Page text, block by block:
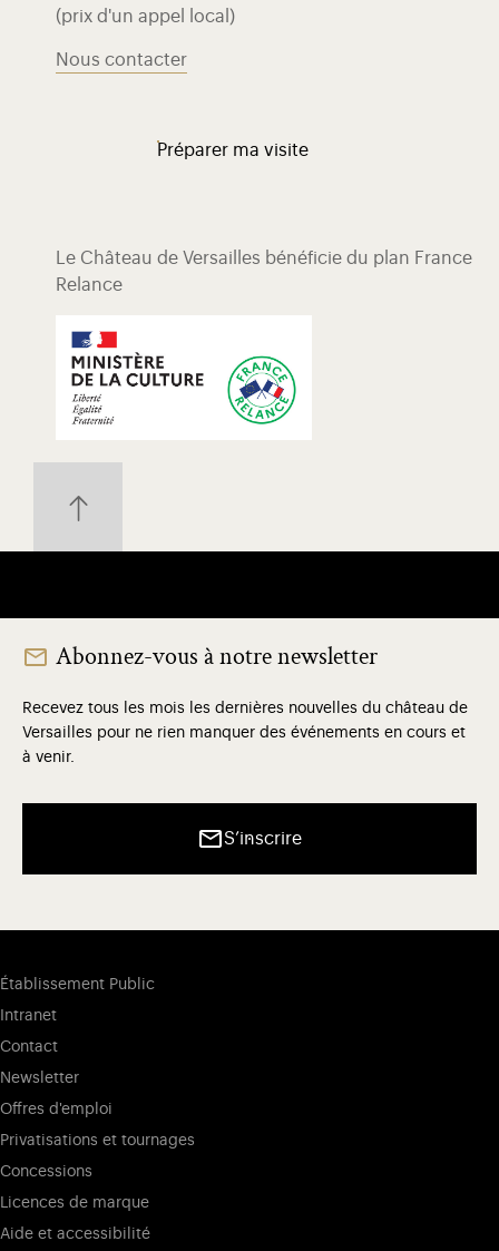
(prix d'un appel local)
Nous contacter
Préparer ma visite
Le Château de Versailles bénéficie du plan France
Relance
Abonnez-vous à notre newsletter
Recevez tous les mois les dernières nouvelles du château de
Versailles pour ne rien manquer des événements en cours et
à venir.
S’inscrire
Établissement Public
Intranet
Contact
Newsletter
Offres d'emploi
Privatisations et tournages
Concessions
Licences de marque
Aide et accessibilité